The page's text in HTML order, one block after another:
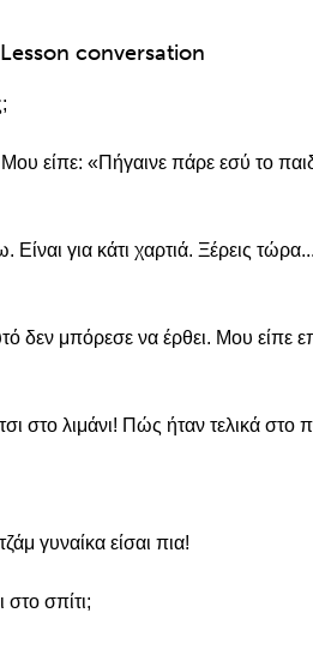
Lesson conversation
είπε: «Πήγαινε πάρε εσύ το
για κάτι χαρτιά. Ξέρεις
δεν μπόρεσε να έρθει. Μου είπε
λιμάνι! Πώς ήταν τελικά στο
γυναίκα είσαι πια!
στο σπίτι;